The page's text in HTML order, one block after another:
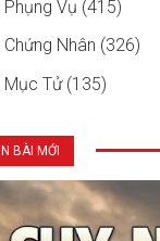
Phụng Vụ (415)
Chứng Nhân (326)
Mục Tử (135)
BÀI MỚI